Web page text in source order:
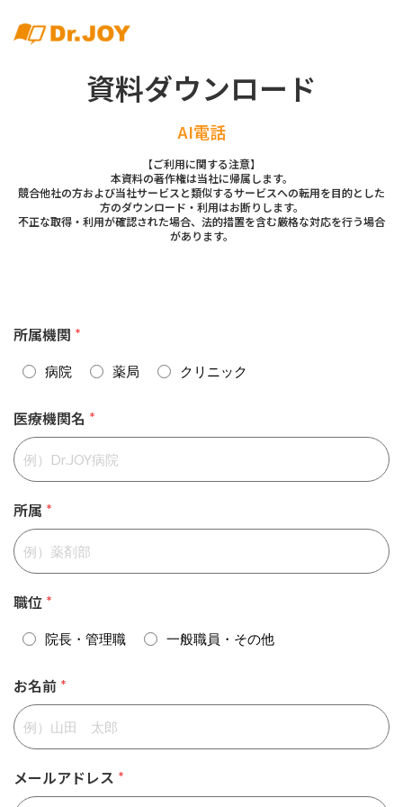
資料ダウンロード
AI電話
【ご利用に関する注意】
本資料の著作権は当社に帰属します。
競合他社の方および当社サービスと類似するサービスへの転用を目的とした
方のダウンロード・利用はお断りします。
不正な取得・利用が確認された場合、法的措置を含む厳格な対応を行う場合
があります。
所属機関 *
病院 薬局 クリニック
医療機関名 *
所属 *
職位 *
院長・管理職 一般職員・その他
お名前 *
メールアドレス *